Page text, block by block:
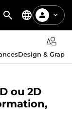
Design &
ou 2D